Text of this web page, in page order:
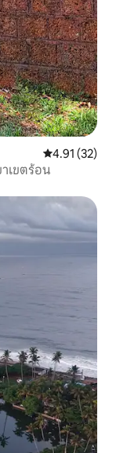
คะแนนเฉลี่ย
4.91 (32)
เขตร้อน